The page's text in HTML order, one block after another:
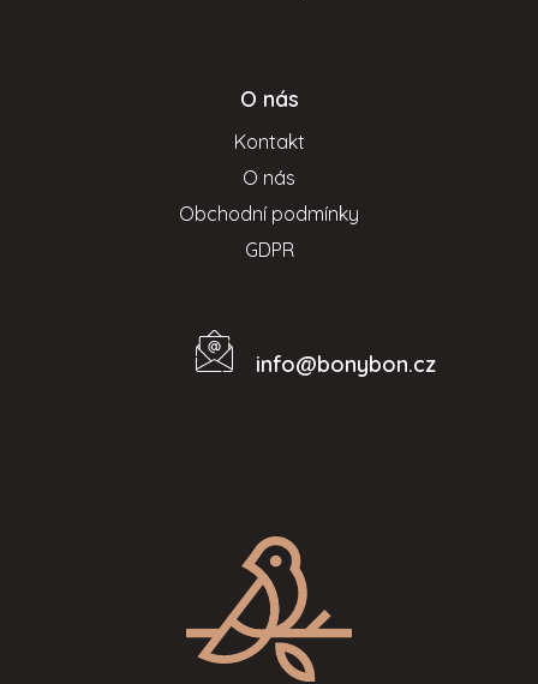
O nás
Kontakt
O nás
Obchodní podmínky
GDPR
info@bonybon.cz